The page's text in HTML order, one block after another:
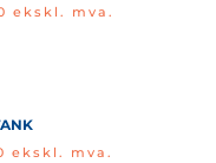
Price
ekskl. mva.
Price
ekskl. mva.